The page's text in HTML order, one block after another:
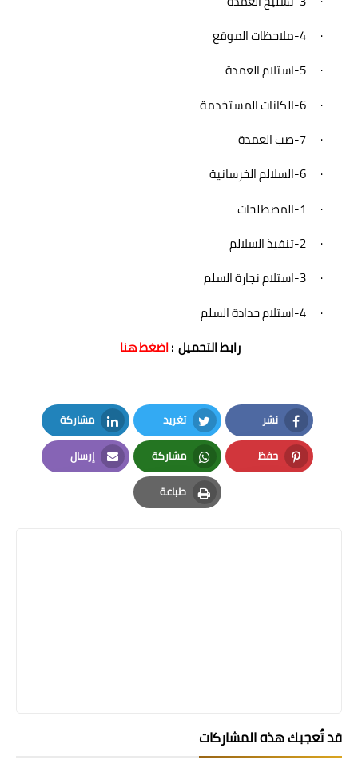
·
-4ملاحظات الموقع
·
-5استلام العمدة
·
-6الكانات المستخدمة
·
-7صب العمدة
·
-6السلالم الخرسانية
·
-1المصطلحات
·
-2تنفيذ السلالم
·
-3استلام نجارة السلم
·
-4استلام حدادة السلم
رابط التحميل :اضغط هنا
نشر
Facebook
تغريد
Twitter
مشاركة
LinkedIn
حفظ
Pinterest
مشاركة
Whatsapp
إرسال
Email
طباعة
Print
قد تُعجبك هذه المشاركات